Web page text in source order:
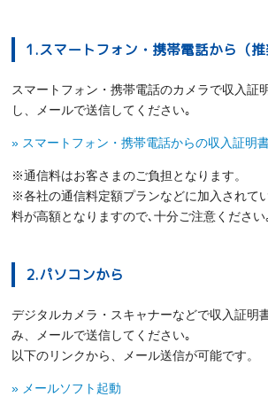
1.スマートフォン・携帯電話から（推
スマートフォン・携帯電話のカメラで収入証
し、メールで送信してください｡
» スマートフォン・携帯電話からの収入証明
※通信料はお客さまのご負担となります。
※各社の通信料定額プランなどに加入されて
料が高額となりますので､十分ご注意ください
2.パソコンから
デジタルカメラ・スキャナーなどで収入証明
み、メールで送信してください｡
以下のリンクから、メール送信が可能です。
» メールソフト起動